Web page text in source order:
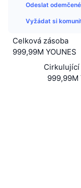
Odeslat
Vyžádat si
Celková zásoba
999,99M YOUNES
Cirkulující
999,99M